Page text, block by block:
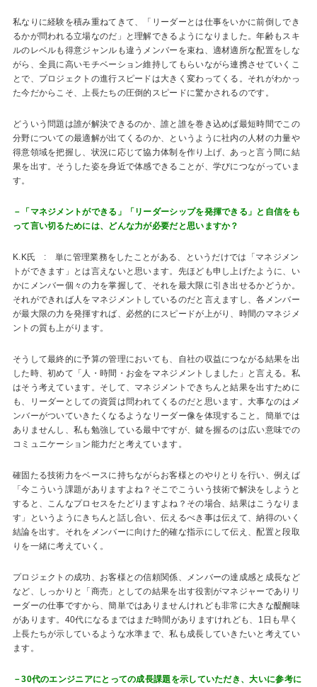
私なりに経験を積み重ねてきて、「リーダーとは仕事をいかに前倒しでき
るかが問われる立場なのだ」と理解できるようになりました。年齢もスキ
ルのレベルも得意ジャンルも違うメンバーを束ね、適材適所な配置をしな
がら、全員に高いモチベーション維持してもらいながら連携させていくこ
とで、プロジェクトの進行スピードは大きく変わってくる。それがわかっ
た今だからこそ、上長たちの圧倒的スピードに驚かされるのです。
どういう問題は誰が解決できるのか、誰と誰を巻き込めば最短時間でこの
分野についての最適解が出てくるのか、というように社内の人材の力量や
得意領域を把握し、状況に応じて協力体制を作り上げ、あっと言う間に結
果を出す。そうした姿を身近で体感できることが、学びにつながっていま
す。
－「マネジメントができる」「リーダーシップを発揮できる」と自信をも
って言い切るためには、どんな力が必要だと思いますか？
K.K氏 : 単に管理業務をしたことがある、というだけでは「マネジメン
トができます」とは言えないと思います。先ほども申し上げたように、い
かにメンバー個々の力を掌握して、それを最大限に引き出せるかどうか。
それができれば人をマネジメントしているのだと言えますし、各メンバー
が最大限の力を発揮すれば、必然的にスピードが上がり、時間のマネジメ
ントの質も上がります。
そうして最終的に予算の管理においても、自社の収益につながる結果を出
した時、初めて「人・時間・お金をマネジメントしました」と言える。私
はそう考えています。そして、マネジメントできちんと結果を出すために
も、リーダーとしての資質は問われてくるのだと思います。大事なのはメ
ンバーがついていきたくなるようなリーダー像を体現すること。簡単では
ありませんし、私も勉強している最中ですが、鍵を握るのは広い意味での
コミュニケーション能力だと考えています。
確固たる技術力をベースに持ちながらお客様とのやりとりを行い、例えば
「今こういう課題がありますよね？そこでこういう技術で解決をしようと
すると、こんなプロセスをたどりますよね？その場合、結果はこうなりま
す」というようにきちんと話し合い、伝えるべき事は伝えて、納得のいく
結論を出す。それをメンバーに向けた的確な指示にして伝え、配置と段取
りを一緒に考えていく。
プロジェクトの成功、お客様との信頼関係、メンバーの達成感と成長など
など、しっかりと「商売」としての結果を出す役割がマネジャーでありリ
ーダーの仕事ですから、簡単ではありませんけれども非常に大きな醍醐味
があります。40代になるまではまだ時間がありますけれども、1日も早く
上長たちが示しているような水準まで、私も成長していきたいと考えてい
ます。
－30代のエンジニアにとっての成長課題を示していただき、大いに参考に